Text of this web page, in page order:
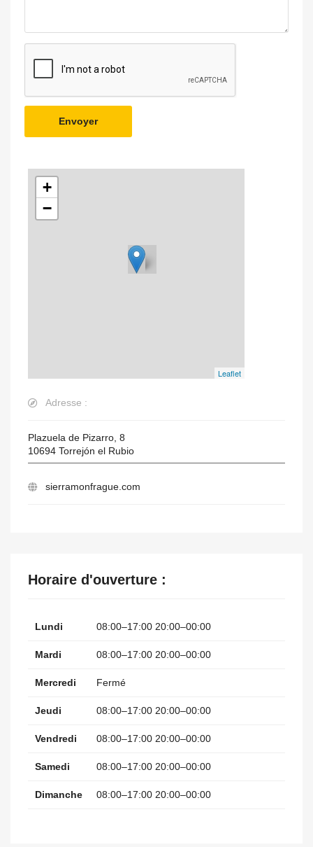
Envoyer
+
−
Leaflet
Adresse :
Plazuela de Pizarro, 8
10694 Torrejón el Rubio
sierramonfrague.com
Horaire d'ouverture :
Lundi 08:00–17:00 20:00–00:00
Mardi 08:00–17:00 20:00–00:00
Mercredi Fermé
Jeudi 08:00–17:00 20:00–00:00
Vendredi 08:00–17:00 20:00–00:00
Samedi 08:00–17:00 20:00–00:00
Dimanche 08:00–17:00 20:00–00:00